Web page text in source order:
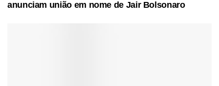
anunciam união em nome de Jair Bolsonaro